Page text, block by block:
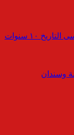
كلمة حق : د.شاكر أديت ماعليك .. لن ينسى التاريخ ١٠ سنوات
وسندان